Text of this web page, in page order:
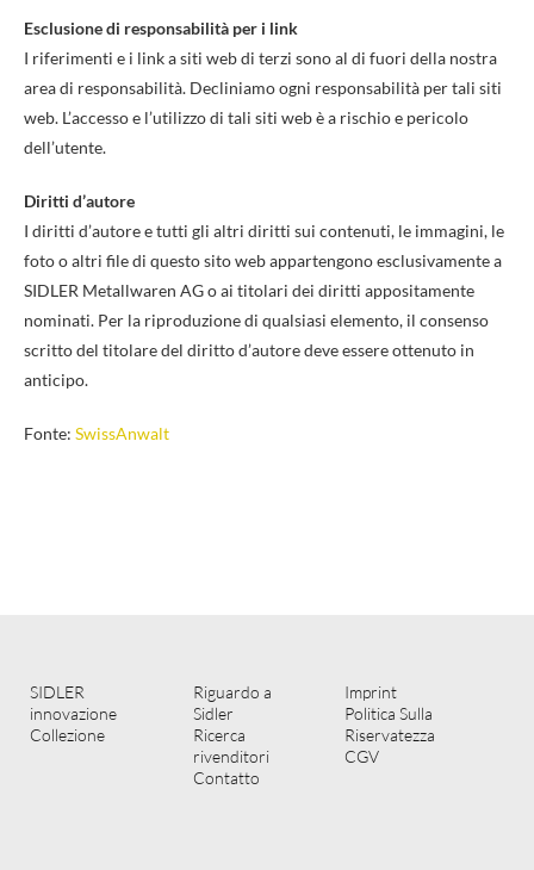
Esclusione di responsabilità per i link
I riferimenti e i link a siti web di terzi sono al di fuori della nostra
area di responsabilità. Decliniamo ogni responsabilità per tali siti
web. L’accesso e l’utilizzo di tali siti web è a rischio e pericolo
dell’utente.
Diritti d’autore
I diritti d’autore e tutti gli altri diritti sui contenuti, le immagini, le
foto o altri file di questo sito web appartengono esclusivamente a
SIDLER Metallwaren AG o ai titolari dei diritti appositamente
nominati. Per la riproduzione di qualsiasi elemento, il consenso
scritto del titolare del diritto d’autore deve essere ottenuto in
anticipo.
Fonte: SwissAnwalt
SIDLER
innovazione
Collezione
Riguardo a
Sidler
Ricerca
rivenditori
Contatto
Imprint
Politica Sulla
Riservatezza
CGV